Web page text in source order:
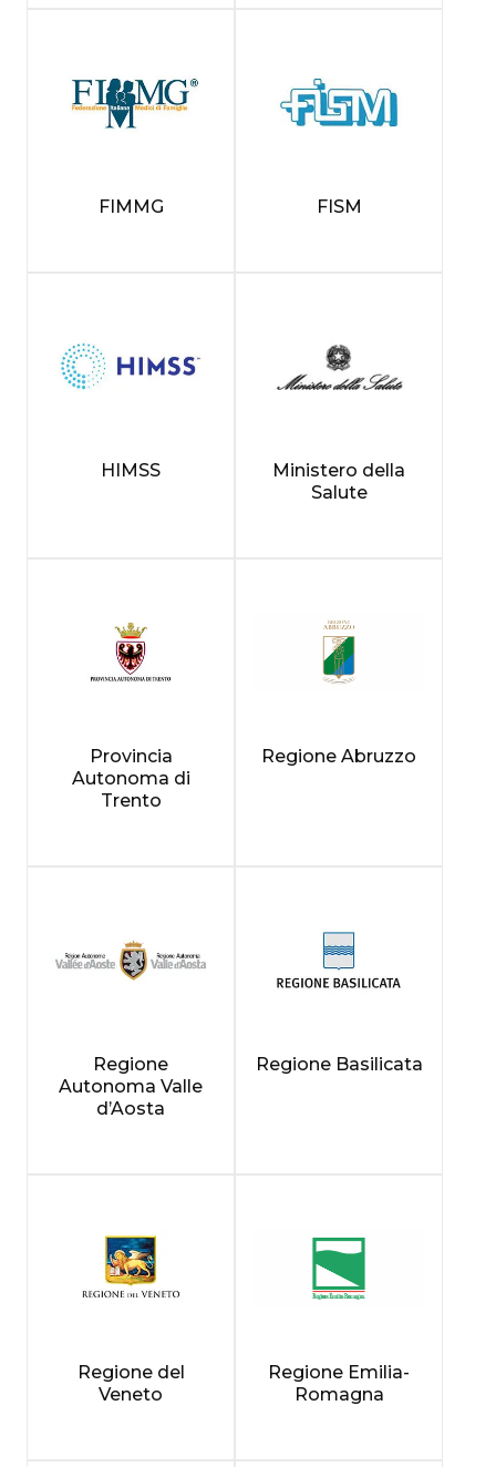
FIMMG FISM
HIMSS
Ministero della
Salute
Provincia
Autonoma di
Trento
Regione Abruzzo
Regione
Autonoma Valle
d’Aosta
Regione Basilicata
Regione del
Veneto
Regione Emilia-
Romagna